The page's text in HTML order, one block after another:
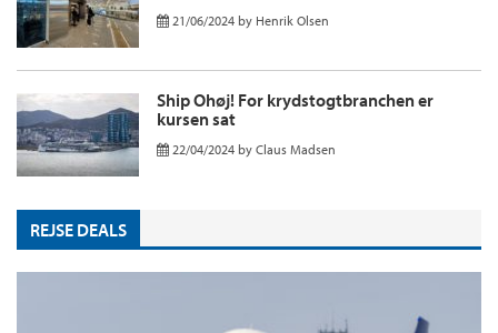
21/06/2024 by Henrik Olsen
Ship Ohøj! For krydstogtbranchen er
kursen sat
22/04/2024 by Claus Madsen
REJSE DEALS